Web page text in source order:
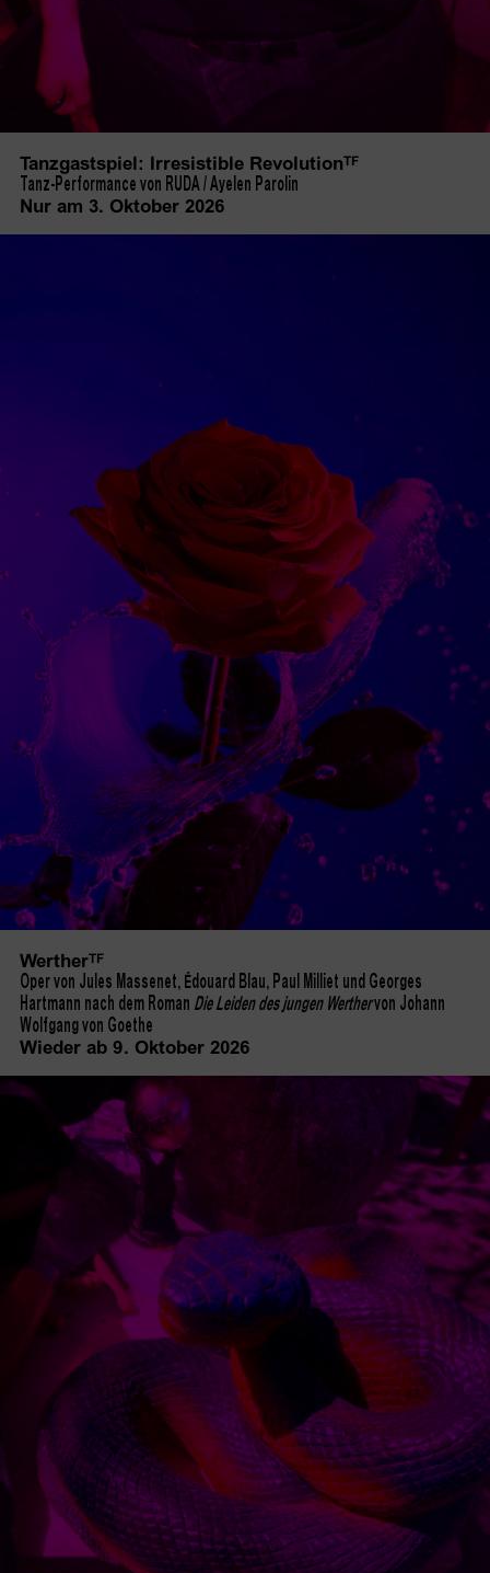
Tanzgastspiel: Irresistible RevolutionTF
Tanz-Performance von RUDA / Ayelen Parolin
Nur am 3. Oktober 2026
WertherTF
Oper von Jules Massenet, Édouard Blau, Paul Milliet und Georges
Hartmann nach dem Roman Die Leiden des jungen Werthervon Johann
Wolfgang von Goethe
Wieder ab 9. Oktober 2026